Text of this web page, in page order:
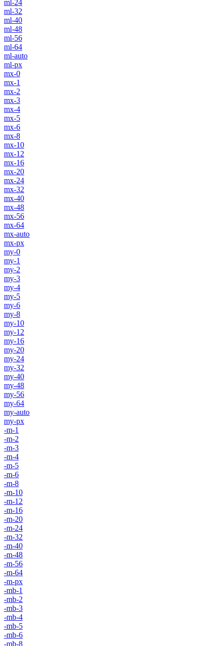
ml-24
ml-32
ml-40
ml-48
ml-56
ml-64
ml-auto
ml-px
mx-0
mx-1
mx-2
mx-3
mx-4
mx-5
mx-6
mx-8
mx-10
mx-12
mx-16
mx-20
mx-24
mx-32
mx-40
mx-48
mx-56
mx-64
mx-auto
mx-px
my-0
my-1
my-2
my-3
my-4
my-5
my-6
my-8
my-10
my-12
my-16
my-20
my-24
my-32
my-40
my-48
my-56
my-64
my-auto
my-px
-m-1
-m-2
-m-3
-m-4
-m-5
-m-6
-m-8
-m-10
-m-12
-m-16
-m-20
-m-24
-m-32
-m-40
-m-48
-m-56
-m-64
-m-px
-mb-1
-mb-2
-mb-3
-mb-4
-mb-5
-mb-6
-mb-8